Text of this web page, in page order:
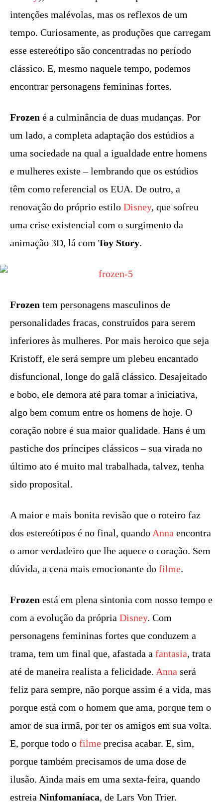
intenções malévolas, mas os reflexos de um
tempo. Curiosamente, as produções que carregam
esse estereótipo são concentradas no período
clássico. E, mesmo naquele tempo, podemos
encontrar personagens femininas fortes.
Frozen é a culminância de duas mudanças. Por
um lado, a completa adaptação dos estúdios a
uma sociedade na qual a igualdade entre homens
e mulheres existe – lembrando que os estúdios
têm como referencial os EUA. De outro, a
renovação do próprio estilo Disney, que sofreu
uma crise existencial com o surgimento da
animação 3D, lá com Toy Story.
Frozen tem personagens masculinos de
personalidades fracas, construídos para serem
inferiores às mulheres. Por mais heroico que seja
Kristoff, ele será sempre um plebeu encantado
disfuncional, longe do galã clássico. Desajeitado
e bobo, ele demora até para tomar a iniciativa,
algo bem comum entre os homens de hoje. O
coração nobre é sua maior qualidade. Hans é um
pastiche dos príncipes clássicos – sua virada no
último ato é muito mal trabalhada, talvez, tenha
sido proposital.
A maior e mais bonita revisão que o roteiro faz
dos estereótipos é no final, quando Anna encontra
o amor verdadeiro que lhe aquece o coração. Sem
dúvida, a cena mais emocionante do filme.
Frozen está em plena sintonia com nosso tempo e
com a evolução da própria Disney. Com
personagens femininas fortes que conduzem a
trama, tem um final que, afastada a fantasia, trata
até de maneira realista a felicidade. Anna será
feliz para sempre, não porque assim é a vida, mas
porque está com o homem que ama, porque tem o
amor de sua irmã, por ter os amigos em sua volta.
E, porque todo o filme precisa acabar. E, sim,
porque também precisamos de uma dose de
ilusão. Ainda mais em uma sexta-feira, quando
estreia Ninfomaníaca, de Lars Von Trier.